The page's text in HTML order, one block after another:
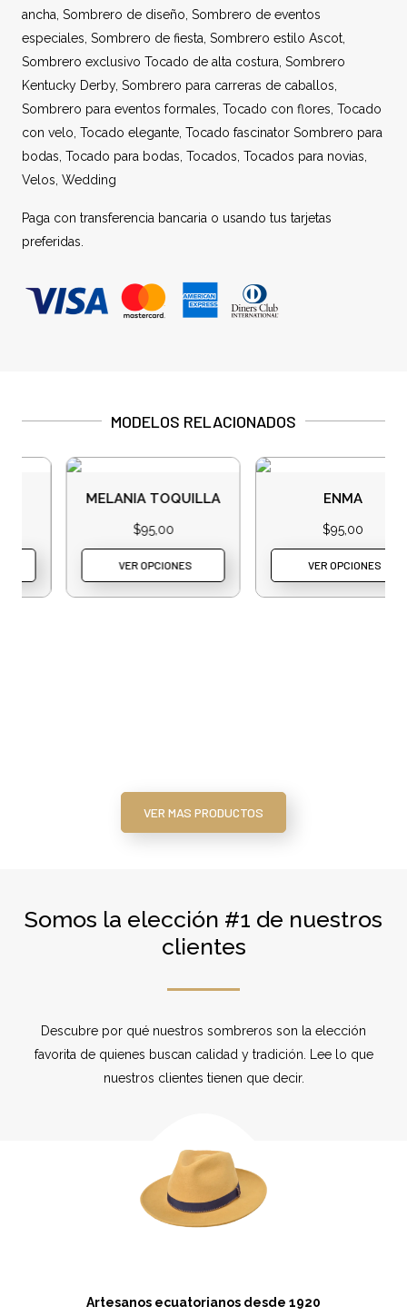
ancha Sombrero de diseño Sombrero de eventos
especiales Sombrero de fiesta Sombrero estilo Ascot
Sombrero exclusivo Tocado de alta costura Sombrero
Kentucky Derby, Sombrero para carreras de caballos
Sombrero para eventos formales Tocado con flores Tocado
con velo Tocado elegante Tocado fascinator Sombrero para
bodas Tocado para bodas Tocados Tocados para novias
Velos Wedding
Paga con transferencia bancaria o usando tus tarjetas
preferidas.
MODELOS RELACIONADOS
MELANIA TOQUILLA
VER OPCIONES VER OPCIONES
VER MAS PRODUCTOS
Somos la elección #1 de nuestros
clientes
Descubre por qué nuestros sombreros son la elección
favorita de quienes buscan calidad y tradición. Lee lo que
nuestros clientes tienen que decir.
Artesanos ecuatorianos desde 1920